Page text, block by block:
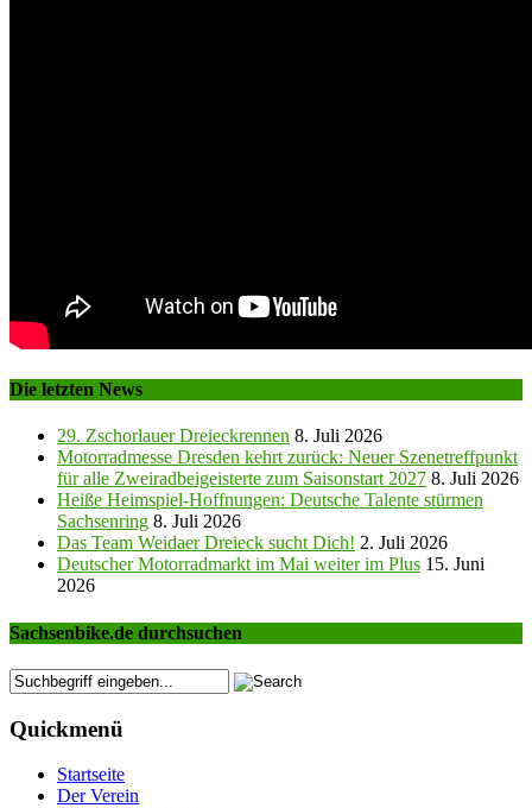
Die letzten News
29. Zschorlauer Dreieckrennen 8. Juli 2026
Motorradmesse Dresden kehrt zurück: Neuer Szenetreffpunkt
für alle Zweiradbeigeisterte zum Saisonstart 2027 8. Juli 2026
Heiße Heimspiel-Hoffnungen: Deutsche Talente stürmen
Sachsenring 8. Juli 2026
Das Team Weidaer Dreieck sucht Dich! 2. Juli 2026
Deutscher Motorradmarkt im Mai weiter im Plus 15. Juni
2026
Sachsenbike.de durchsuchen
Quickmenü
Startseite
Der Verein